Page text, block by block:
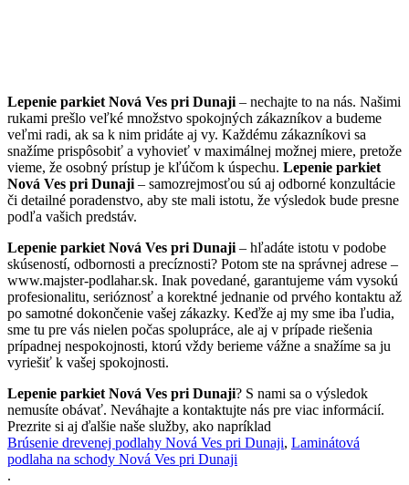
Lepenie parkiet Nová Ves pri Dunaji– nechajte to na nás. Našimi
rukami prešlo veľké množstvo spokojných zákazníkov a budeme
veľmi radi, ak sa k nim pridáte aj vy. Každému zákazníkovi sa
snažíme prispôsobiť a vyhovieť v maximálnej možnej miere, pretože
vieme, že osobný prístup je kľúčom k úspechu. Lepenie parkiet
Nová Ves pri Dunaji– samozrejmosťou sú aj odborné konzultácie
či detailné poradenstvo, aby ste mali istotu, že výsledok bude presne
podľa vašich predstáv.
Lepenie parkiet Nová Ves pri Dunaji– hľadáte istotu v podobe
skúseností, odbornosti a precíznosti? Potom ste na správnej adrese –
www.majster-podlahar.sk. Inak povedané, garantujeme vám vysokú
profesionalitu, serióznosť a korektné jednanie od prvého kontaktu až
po samotné dokončenie vašej zákazky. Keďže aj my sme iba ľudia,
sme tu pre vás nielen počas spolupráce, ale aj v prípade riešenia
prípadnej nespokojnosti, ktorú vždy berieme vážne a snažíme sa ju
vyriešiť k vašej spokojnosti.
Lepenie parkiet Nová Ves pri Dunaji? S nami sa o výsledok
nemusíte obávať. Neváhajte a kontaktujte nás pre viac informácií.
Prezrite si aj ďalšie naše služby, ako napríklad
Brúsenie drevenej podlahy Nová Ves pri Dunaji, Laminátová
podlaha na schody Nová Ves pri Dunaji
.